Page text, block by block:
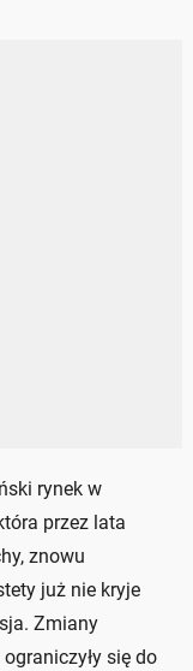
rynek w
przez lata
znowu
już nie kryje
Zmiany
się do